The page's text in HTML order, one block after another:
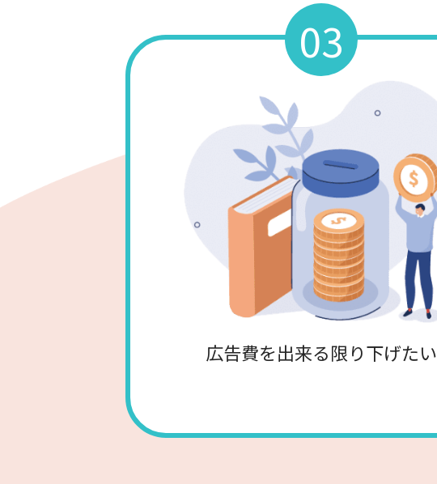
広告費を出来る限り下げたい